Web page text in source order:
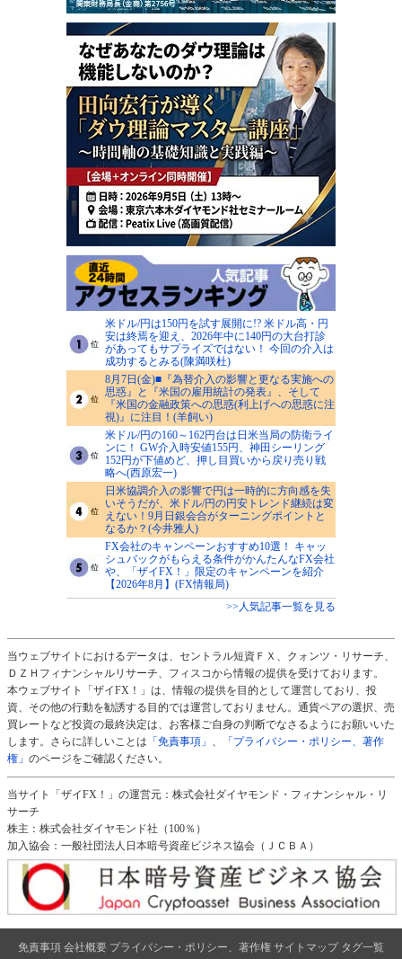
米ドル/円は150円を試す展開に!? 米ドル高・円
安は終焉を迎え、2026年中に140円の大台打診
があってもサプライズではない！ 今回の介入は
成功するとみる(陳満咲杜)
8月7日(金)■『為替介入の影響と更なる実施への
思惑』と『米国の雇用統計の発表』、そして
『米国の金融政策への思惑(利上げへの思惑に注
視)』に注目！(羊飼い)
米ドル/円の160～162円台は日米当局の防衛ライ
ンに！ GW介入時安値155円、神田シーリング
152円が下値めど、押し目買いから戻り売り戦
略へ(西原宏一)
日米協調介入の影響で円は一時的に方向感を失
いそうだが、米ドル/円の円安トレンド継続は変
えない！9月日銀会合がターニングポイントと
なるか？(今井雅人)
FX会社のキャンペーンおすすめ10選！ キャッ
シュバックがもらえる条件がかんたんなFX会社
や、「ザイFX！」限定のキャンペーンを紹介
【2026年8月】(FX情報局)
>>人気記事一覧を見る
当ウェブサイトにおけるデータは、セントラル短資ＦＸ、クォンツ・リサーチ、
ＤＺＨフィナンシャルリサーチ、フィスコから情報の提供を受けております。
本ウェブサイト「ザイFX！」は、情報の提供を目的として運営しており、投
資、その他の行動を勧誘する目的では運営しておりません。通貨ペアの選択、売
買レートなど投資の最終決定は、お客様ご自身の判断でなさるようにお願いいた
します。さらに詳しいことは 「免責事項」 、
「プライバシー・ポリシー、著作
権」 のページをご確認ください。
当サイト「ザイFX！」の運営元：株式会社ダイヤモンド・フィナンシャル・リ
サーチ
株主：株式会社ダイヤモンド社（100％）
加入協会：一般社団法人日本暗号資産ビジネス協会（ＪＣＢＡ）
免責事項 会社概要 プライバシー・ポリシー、著作権 サイトマップ タグ一覧